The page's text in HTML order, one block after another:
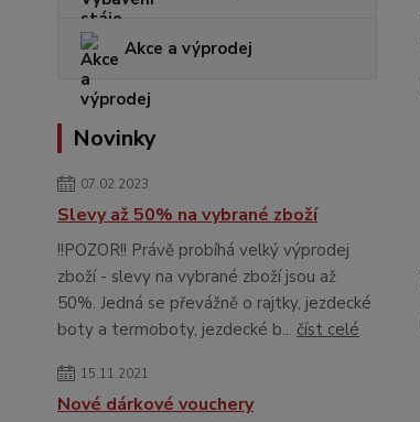
Akce a výprodej
Novinky
07.02.2023
Slevy až 50% na vybrané zboží
!!POZOR!! Právě probíhá velký výprodej
zboží - slevy na vybrané zboží jsou až
50%. Jedná se převážně o rajtky, jezdecké
boty a termoboty, jezdecké b... číst celé
15.11.2021
Nové dárkové vouchery